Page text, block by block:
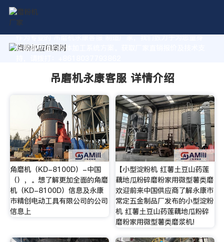
作为专业的 吊磨机永康客服 制造厂家，我们致力于为您量身
定制高价值的粉体加工系统方案。获取厂家直销报价及技术支
吊磨机永康客服 详情介绍
角磨机（KD-8100D）-中国
（），。想了解更加全面的角磨
机（KD-8100D）信息及永康
市精创电动工具有限公司的公司
信息上
【小型淀粉机 红薯土豆山药莲
藕地瓜粉碎磨粉家用微型薯类磨
欢迎前来中国供应商了解永康市
常定五金制品厂发布的小型淀粉
机 红薯土豆山药莲藕地瓜粉碎
磨粉家用微型薯类磨浆机!